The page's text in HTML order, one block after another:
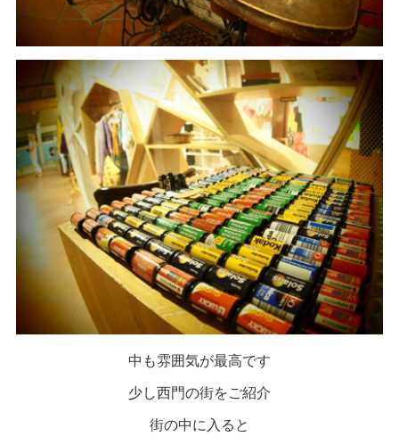
中も雰囲気が最高です
少し西門の街をご紹介
街の中に入ると